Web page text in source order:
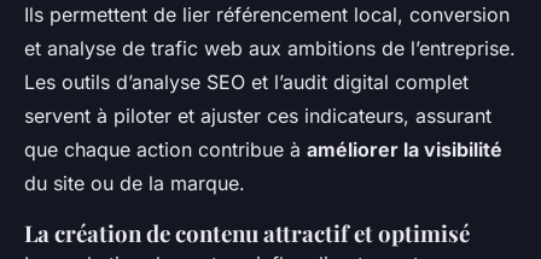
Ils permettent de lier référencement local, conversion
et analyse de trafic web aux ambitions de l’entreprise.
Les outils d’analyse SEO et l’audit digital complet
servent à piloter et ajuster ces indicateurs, assurant
que chaque action contribue à améliorer la visibilité
du site ou de la marque.
La création de contenu attractif et optimisé